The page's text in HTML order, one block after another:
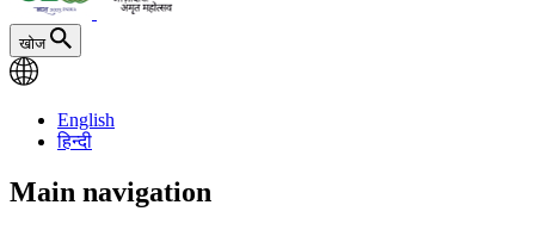
खोज
English
हिन्दी
Main navigation